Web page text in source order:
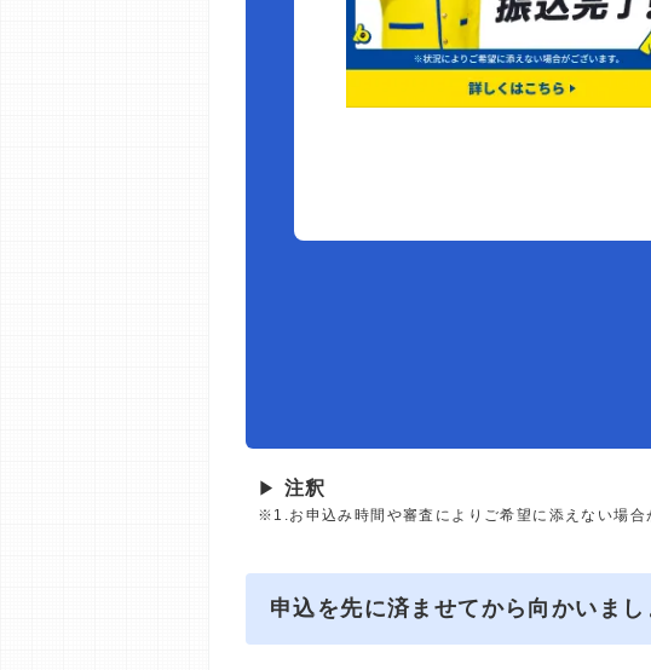
▶ 注釈
※1.お申込み時間や審査によりご希望に添えない場合
申込を先に済ませてから向かいまし